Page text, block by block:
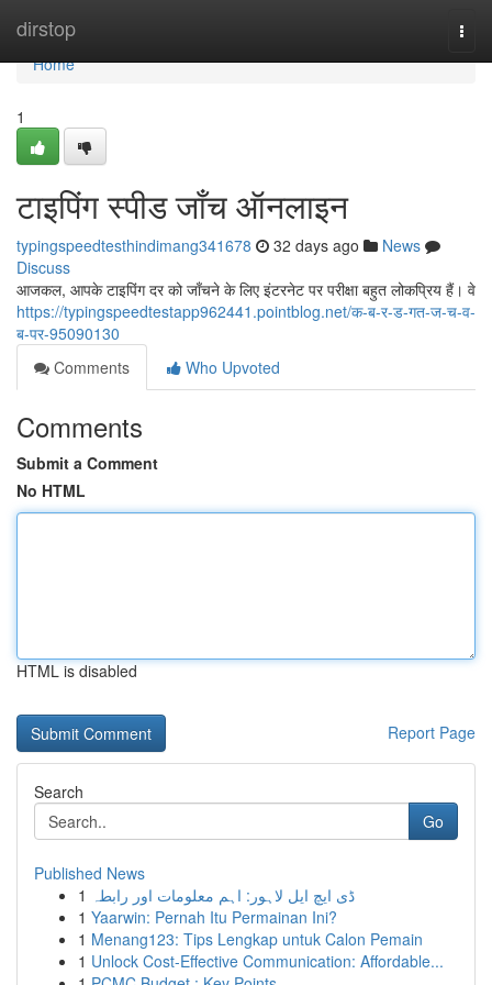
dirstop
Home
Home
1
टाइपिंग स्पीड जाँच ऑनलाइन
typingspeedtesthindimang341678 32 days ago
News
Discuss
आजकल, आपके टाइपिंग दर को जाँचने के लिए इंटरनेट पर परीक्षा बहुत लोकप्रिय हैं। वे
https://typingspeedtestapp962441.pointblog.net/क-ब-र-ड-गत-ज-च-व-
ब-पर-95090130
Comments
Who Upvoted
Comments
Submit a Comment
No HTML
HTML is disabled
Report Page
Search
Go
Published News
1 ڈی ایچ ایل لاہور: اہم معلومات اور رابطہ
1 Yaarwin: Pernah Itu Permainan Ini?
1 Menang123: Tips Lengkap untuk Calon Pemain
1 Unlock Cost-Effective Communication: Affordable...